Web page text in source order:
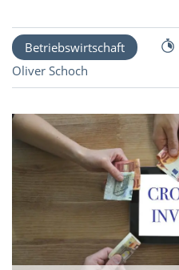
Betriebswirtschaft
Oliver Schoch